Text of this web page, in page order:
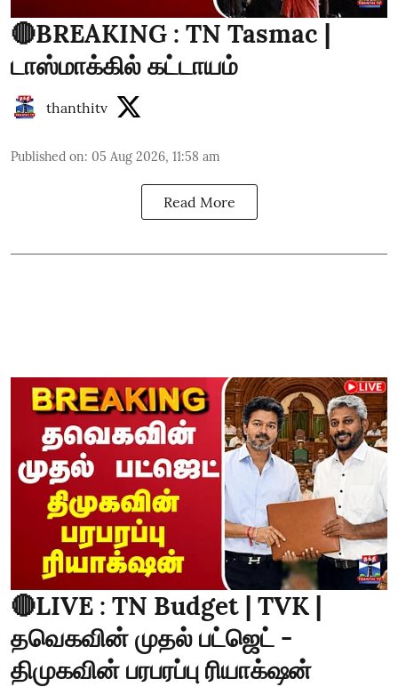
🔴BREAKING : TN Tasmac |
டாஸ்மாக்கில் கட்டாயம்
thanthitv
Published on: 05 Aug 2026, 11:58 am
Read More
🔴LIVE : TN Budget | TVK |
தவெகவின் முதல் பட்ஜெட் -
திமுகவின் பரபரப்பு ரியாக்‌ஷன்